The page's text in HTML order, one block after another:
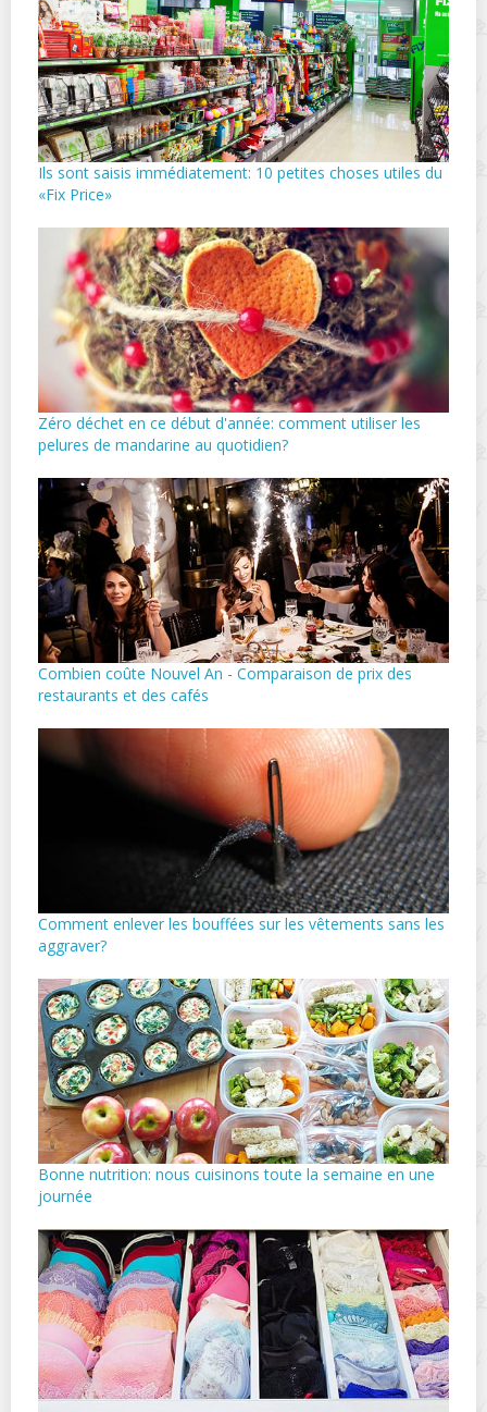
Ils sont saisis immédiatement: 10 petites choses utiles du
«Fix Price»
Zéro déchet en ce début d'année: comment utiliser les
pelures de mandarine au quotidien?
Combien coûte Nouvel An - Comparaison de prix des
restaurants et des cafés
Comment enlever les bouffées sur les vêtements sans les
aggraver?
Bonne nutrition: nous cuisinons toute la semaine en une
journée